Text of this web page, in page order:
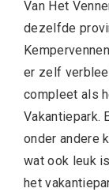
Van Het
dezelfde
er zelf
compleet als
Vakantiepark.
onder andere
wat ook leuk
het